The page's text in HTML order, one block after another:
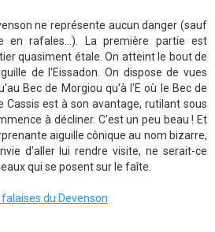
ne représente aucun danger (sauf
rafales...). La première partie est
quasiment étale. On atteint le bout de
de l'Eissadon. On dispose de vues
Bec de Morgiou qu'à l'E où le Bec de
Cassis est à son avantage, rutilant sous
à décliner. C'est un peu beau ! Et
aiguille cônique au nom bizarre,
d'aller lui rendre visite, ne serait-ce
qui se posent sur le faîte.